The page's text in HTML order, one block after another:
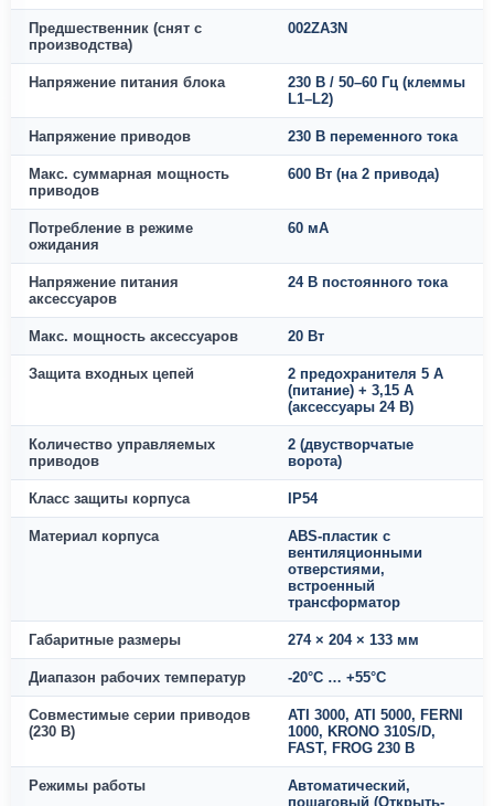
Предшественник (снят с
производства)
002ZA3N
Напряжение питания блока
230 В / 50–60 Гц (клеммы
L1–L2)
Напряжение приводов 230 В переменного тока
Макс. суммарная мощность
приводов
600 Вт (на 2 привода)
Потребление в режиме
ожидания
60 мА
Напряжение питания
аксессуаров
24 В постоянного тока
Макс. мощность аксессуаров 20 Вт
Защита входных цепей
2 предохранителя 5 А
(питание) + 3,15 А
(аксессуары 24 В)
Количество управляемых
приводов
2 (двустворчатые
ворота)
Класс защиты корпуса IP54
Материал корпуса
ABS-пластик с
вентиляционными
отверстиями,
встроенный
трансформатор
Габаритные размеры 274 × 204 × 133 мм
Диапазон рабочих температур -20°C … +55°C
Совместимые серии приводов
(230 В)
ATI 3000, ATI 5000, FERNI
1000, KRONO 310S/D,
FAST, FROG 230 В
Режимы работы
Автоматический,
пошаговый (Открыть-